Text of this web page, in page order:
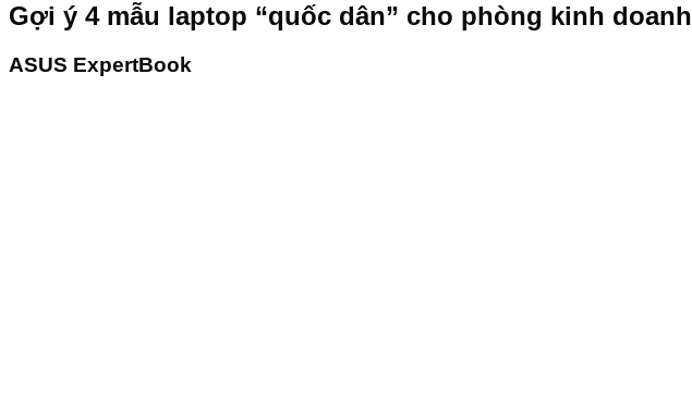
Gợi ý 4 mẫu laptop “quốc dân” cho phòng kinh doanh
ASUS ExpertBook